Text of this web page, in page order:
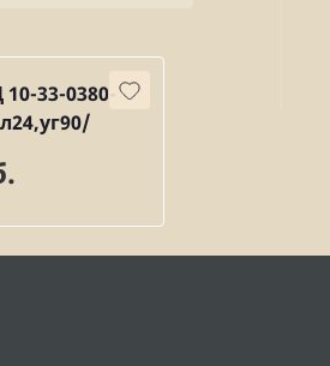
33-0380-